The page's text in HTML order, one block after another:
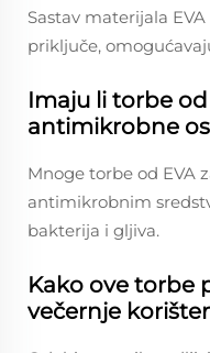
Sastav materijala
priključe,
Imaju li torbe od
antimikrobne
Mnoge torbe od EVA
antimikrobnim
bakterija i gljiva.
Kako ove torbe
večernje